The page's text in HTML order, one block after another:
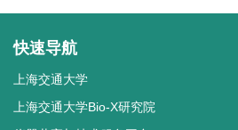
快速导航
上海交通大学
上海交通大学Bio-X研究院